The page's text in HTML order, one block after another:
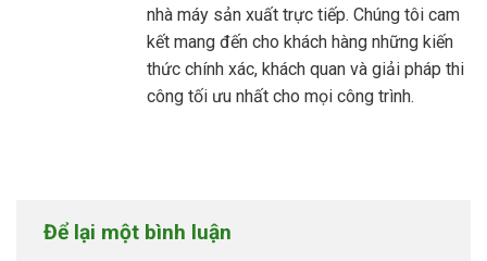
nhà máy sản xuất trực tiếp. Chúng tôi cam
kết mang đến cho khách hàng những kiến
thức chính xác, khách quan và giải pháp thi
công tối ưu nhất cho mọi công trình.
Để lại một bình luận